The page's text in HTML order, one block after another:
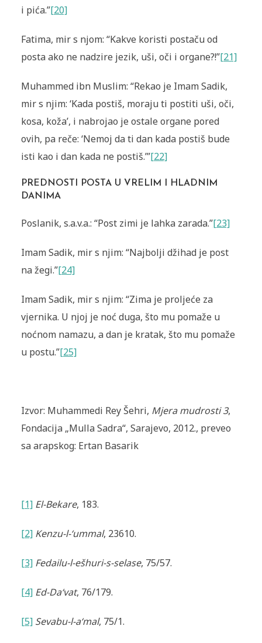
i pića.”[20]
Fatima, mir s njom: “Kakve koristi postaču od
posta ako ne nadzire jezik, uši, oči i organe?!”[21]
Muhammed ibn Muslim: “Rekao je Imam Sadik,
mir s njim: ‘Kada postiš, moraju ti postiti uši, oči,
kosa, koža’, i nabrojao je ostale or­gane pored
ovih, pa reče: ‘Nemoj da ti dan kada postiš bude
isti kao i dan kada ne postiš.’”[22]
PREDNOSTI POSTA U VRELIM I HLADNIM
DANIMA
Poslanik, s.a.v.a.: “Post zimi je lahka zarada.”[23]
Imam Sadik, mir s njim: “Najbolji džihad je post
na žegi.”[24]
Imam Sadik, mir s njim: “Zima je proljeće za
vjernika. U njoj je noć duga, što mu pomaže u
noćnom namazu, a dan je kratak, što mu pomaže
u postu.”[25]
Izvor: Muhammedi Rey Šehri, Mjera mudrosti 3,
Fondacija „Mulla Sadra“, Sarajevo, 2012., preveo
sa arapskog: Ertan Basarik
[1] El-Bekare, 183.
[2] Kenzu-l-‘ummal, 23610.
[3] Fedailu-l-ešhuri-s-selase, 75/57.
[4] Ed-Da‘vat, 76/179.
[5] Sevabu-l-a‘mal, 75/1.